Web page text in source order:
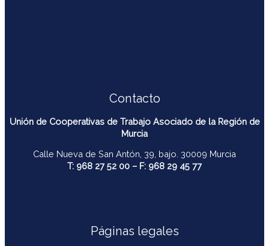
Contacto
Unión de Cooperativas de Trabajo Asociado de la Región de
Murcia
Calle Nueva de San Antón, 39, bajo. 30009 Murcia
T: 968 27 52 00 – F: 968 29 45 77
Páginas legales